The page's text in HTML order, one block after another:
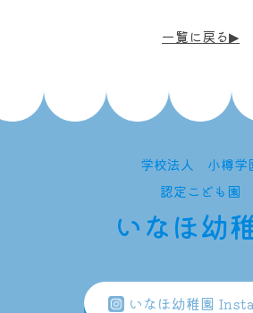
一覧に戻る
学校法人 小樽学
認定こども園
いなほ幼
いなほ幼稚園